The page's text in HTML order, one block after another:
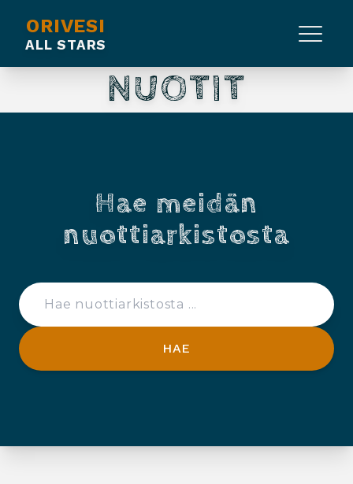
ORIVESI
ALL STARS
NUOTIT
Hae meidän
nuottiarkistosta
HAE